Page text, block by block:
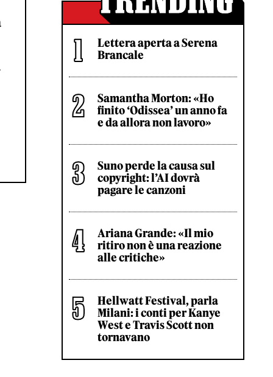
Lettera aperta a Serena
Brancale
Samantha Morton: «Ho
finito ‘Odissea’ un anno fa
e da allora non lavoro»
Suno perde la causa sul
copyright: l’AI dovrà
pagare le canzoni
Ariana Grande: «Il mio
ritiro non è una reazione
alle critiche»
Hellwatt Festival, parla
Milani: i conti per Kanye
West e Travis Scott non
tornavano